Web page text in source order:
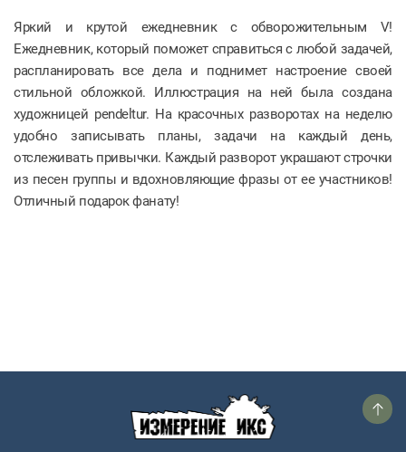
Яркий и крутой ежедневник с обворожительным V!
Ежедневник, который поможет справиться с любой задачей,
распланировать все дела и поднимет настроение своей
стильной обложкой. Иллюстрация на ней была создана
художницей pendeltur. На красочных разворотах на неделю
удобно записывать планы, задачи на каждый день,
отслеживать привычки. Каждый разворот украшают строчки
из песен группы и вдохновляющие фразы от ее участников!
Отличный подарок фанату!